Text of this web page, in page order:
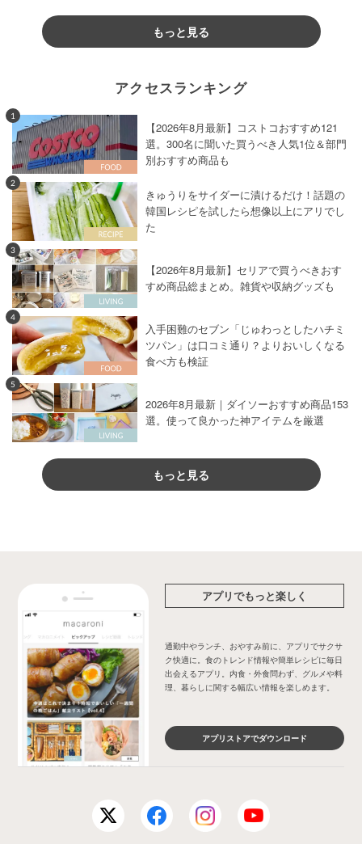
もっと見る
アクセスランキング
1
【2026年8月最新】コストコおすすめ121
選。300名に聞いた買うべき人気1位＆部門
別おすすめ商品も
2
きゅうりをサイダーに漬けるだけ！話題の
韓国レシピを試したら想像以上にアリでし
た
3
【2026年8月最新】セリアで買うべきおす
すめ商品総まとめ。雑貨や収納グッズも
4
入手困難のセブン「じゅわっとしたハチミ
ツパン」は口コミ通り？よりおいしくなる
食べ方も検証
5
2026年8月最新｜ダイソーおすすめ商品153
選。使って良かった神アイテムを厳選
もっと見る
アプリでもっと楽しく
通勤中やランチ、おやすみ前に、アプリでサクサ
ク快適に。食のトレンド情報や簡単レシピに毎日
出会えるアプリ。内食・外食問わず、グルメや料
理、暮らしに関する幅広い情報を楽しめます。
アプリストアでダウンロード